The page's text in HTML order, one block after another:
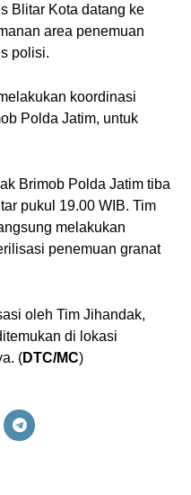
Blitar Kota datang ke
area penemuan
polisi.
koordinasi
Polda Jatim, untuk
Brimob Polda Jatim tiba
pukul 19.00 WIB. Tim
melakukan
penemuan granat
oleh Tim Jihandak,
di lokasi
(DTC/MC)